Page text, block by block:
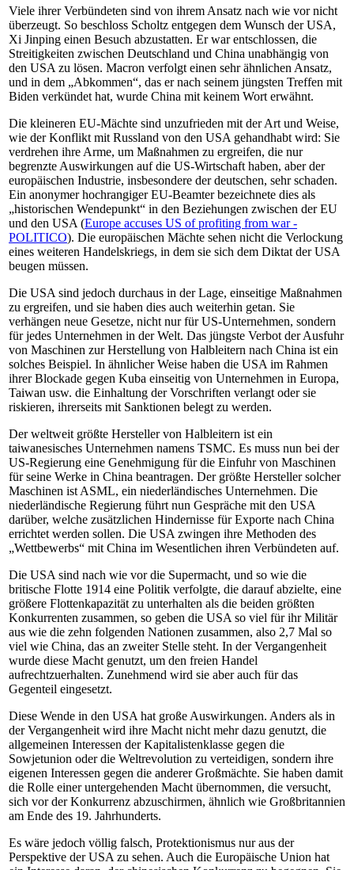
Viele ihrer Verbündeten sind von ihrem Ansatz nach wie vor nicht
überzeugt. So beschloss Scholtz entgegen dem Wunsch der USA,
Xi Jinping einen Besuch abzustatten. Er war entschlossen, die
Streitigkeiten zwischen Deutschland und China unabhängig von
den USA zu lösen. Macron verfolgt einen sehr ähnlichen Ansatz,
und in dem „Abkommen“, das er nach seinem jüngsten Treffen mit
Biden verkündet hat, wurde China mit keinem Wort erwähnt.
Die kleineren EU-Mächte sind unzufrieden mit der Art und Weise,
wie der Konflikt mit Russland von den USA gehandhabt wird: Sie
verdrehen ihre Arme, um Maßnahmen zu ergreifen, die nur
begrenzte Auswirkungen auf die US-Wirtschaft haben, aber der
europäischen Industrie, insbesondere der deutschen, sehr schaden.
Ein anonymer hochrangiger EU-Beamter bezeichnete dies als
„historischen Wendepunkt“ in den Beziehungen zwischen der EU
und den USA (Europe accuses US of profiting from war -
POLITICO). Die europäischen Mächte sehen nicht die Verlockung
eines weiteren Handelskriegs, in dem sie sich dem Diktat der USA
beugen müssen.
Die USA sind jedoch durchaus in der Lage, einseitige Maßnahmen
zu ergreifen, und sie haben dies auch weiterhin getan. Sie
verhängen neue Gesetze, nicht nur für US-Unternehmen, sondern
für jedes Unternehmen in der Welt. Das jüngste Verbot der Ausfuhr
von Maschinen zur Herstellung von Halbleitern nach China ist ein
solches Beispiel. In ähnlicher Weise haben die USA im Rahmen
ihrer Blockade gegen Kuba einseitig von Unternehmen in Europa,
Taiwan usw. die Einhaltung der Vorschriften verlangt oder sie
riskieren, ihrerseits mit Sanktionen belegt zu werden.
Der weltweit größte Hersteller von Halbleitern ist ein
taiwanesisches Unternehmen namens TSMC. Es muss nun bei der
US-Regierung eine Genehmigung für die Einfuhr von Maschinen
für seine Werke in China beantragen. Der größte Hersteller solcher
Maschinen ist ASML, ein niederländisches Unternehmen. Die
niederländische Regierung führt nun Gespräche mit den USA
darüber, welche zusätzlichen Hindernisse für Exporte nach China
errichtet werden sollen. Die USA zwingen ihre Methoden des
„Wettbewerbs“ mit China im Wesentlichen ihren Verbündeten auf.
Die USA sind nach wie vor die Supermacht, und so wie die
britische Flotte 1914 eine Politik verfolgte, die darauf abzielte, eine
größere Flottenkapazität zu unterhalten als die beiden größten
Konkurrenten zusammen, so geben die USA so viel für ihr Militär
aus wie die zehn folgenden Nationen zusammen, also 2,7 Mal so
viel wie China, das an zweiter Stelle steht. In der Vergangenheit
wurde diese Macht genutzt, um den freien Handel
aufrechtzuerhalten. Zunehmend wird sie aber auch für das
Gegenteil eingesetzt.
Diese Wende in den USA hat große Auswirkungen. Anders als in
der Vergangenheit wird ihre Macht nicht mehr dazu genutzt, die
allgemeinen Interessen der Kapitalistenklasse gegen die
Sowjetunion oder die Weltrevolution zu verteidigen, sondern ihre
eigenen Interessen gegen die anderer Großmächte. Sie haben damit
die Rolle einer untergehenden Macht übernommen, die versucht,
sich vor der Konkurrenz abzuschirmen, ähnlich wie Großbritannien
am Ende des 19. Jahrhunderts.
Es wäre jedoch völlig falsch, Protektionismus nur aus der
Perspektive der USA zu sehen. Auch die Europäische Union hat